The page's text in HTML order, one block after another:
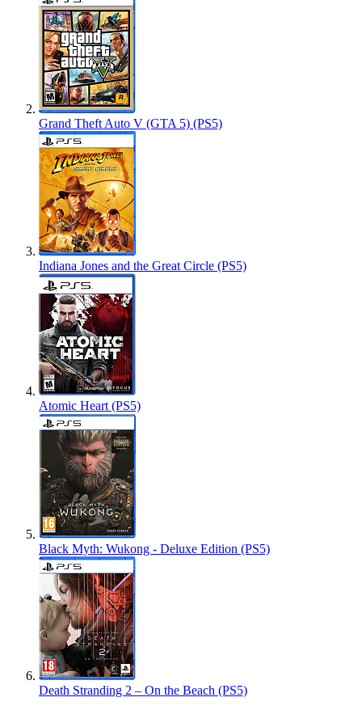
Grand Theft Auto V (GTA 5) (PS5)
Indiana Jones and the Great Circle (PS5)
Atomic Heart (PS5)
Black Myth: Wukong - Deluxe Edition (PS5)
Death Stranding 2 – On the Beach (PS5)